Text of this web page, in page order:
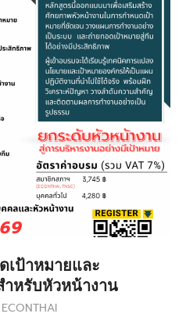
เป้าหมายและ
ำหรับหัวหน้างาน
ECONTHAI